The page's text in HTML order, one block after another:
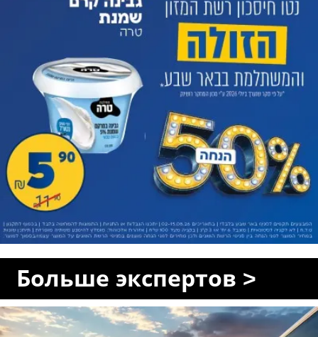
Больше экспертов >